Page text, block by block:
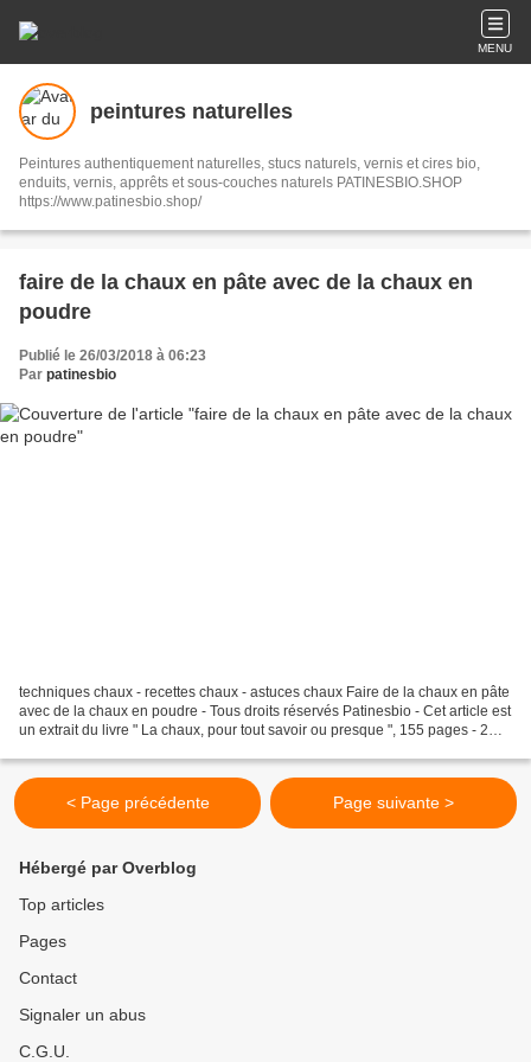
MENU
peintures naturelles
Peintures authentiquement naturelles, stucs naturels, vernis et cires bio,
enduits, vernis, apprêts et sous-couches naturels PATINESBIO.SHOP
https://www.patinesbio.shop/
faire de la chaux en pâte avec de la chaux en
poudre
Publié le 26/03/2018 à 06:23
Par patinesbio
techniques chaux - recettes chaux - astuces chaux Faire de la chaux en pâte
avec de la chaux en poudre - Tous droits réservés Patinesbio - Cet article est
un extrait du livre " La chaux, pour tout savoir ou presque ", 155 pages - 2
< Page précédente Page suivante >
Hébergé par Overblog
Top articles
Pages
Contact
Signaler un abus
C.G.U.